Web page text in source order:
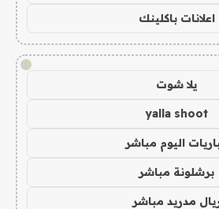
اعلانات باكلينك
!
يلا شوت
yalla shoot
اليوم مباشر
برشلونة مباشر
مدريد مباشر